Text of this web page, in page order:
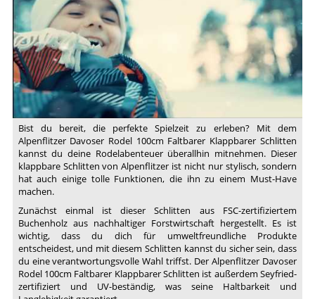
Bist du bereit, die perfekte Spielzeit zu erleben? Mit dem
Alpenflitzer Davoser Rodel 100cm Faltbarer Klappbarer Schlitten
kannst du deine Rodelabenteuer überallhin mitnehmen. Dieser
klappbare Schlitten von Alpenflitzer ist nicht nur stylisch, sondern
hat auch einige tolle Funktionen, die ihn zu einem Must-Have
machen.
Zunächst einmal ist dieser Schlitten aus FSC-zertifiziertem
Buchenholz aus nachhaltiger Forstwirtschaft hergestellt. Es ist
wichtig, dass du dich für umweltfreundliche Produkte
entscheidest, und mit diesem Schlitten kannst du sicher sein, dass
du eine verantwortungsvolle Wahl triffst. Der Alpenflitzer Davoser
Rodel 100cm Faltbarer Klappbarer Schlitten ist außerdem Seyfried-
zertifiziert und UV-beständig, was seine Haltbarkeit und